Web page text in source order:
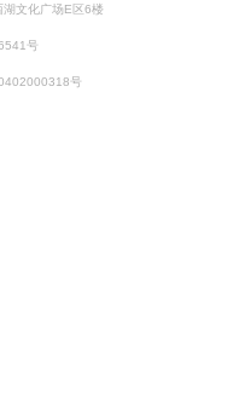
文化广场E区6楼
号
号